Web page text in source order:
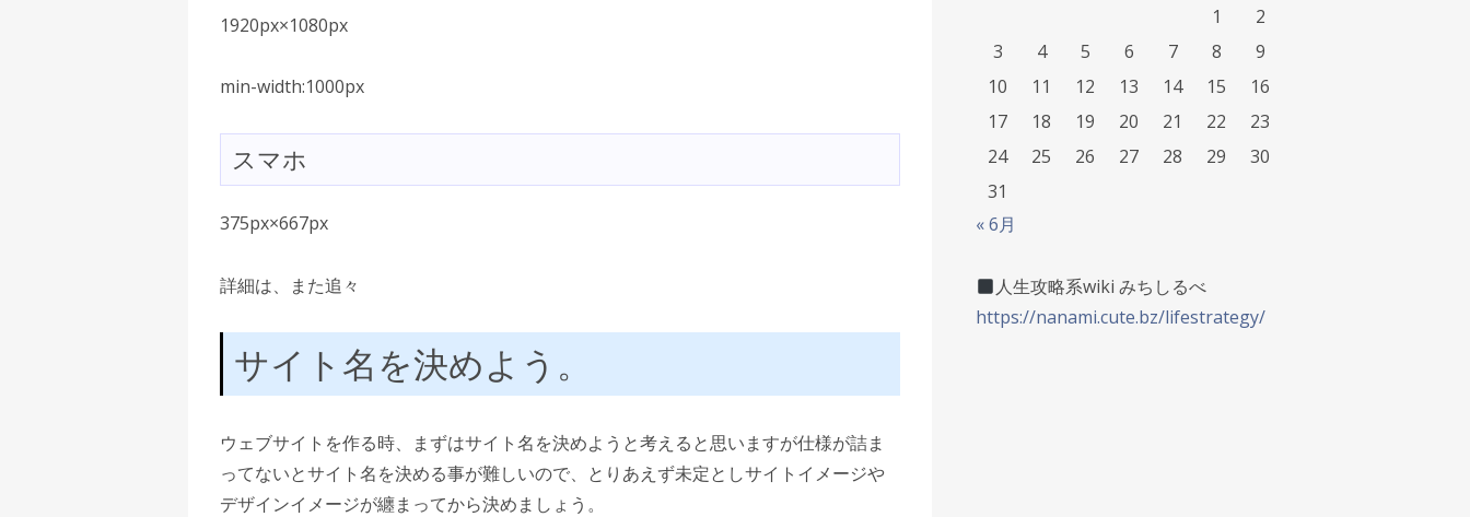
1920px×1080px
min-width:1000px
スマホ
375px×667px
詳細は、また追々
サイト名を決めよう。
ウェブサイトを作る時、まずはサイト名を決めようと考えると思いますが仕様が詰ま
ってないとサイト名を決める事が難しいので、とりあえず未定としサイトイメージや
デザインイメージが纏まってから決めましょう。
1
2
3
4 5 6 7 8
9
10
11 12 13 14 15
16
17
18 19 20 21 22
23
24
25 26 27 28 29
30
31
« 6月
人生攻略系wiki みちしるべ
https://nanami.cute.bz/lifestrategy/